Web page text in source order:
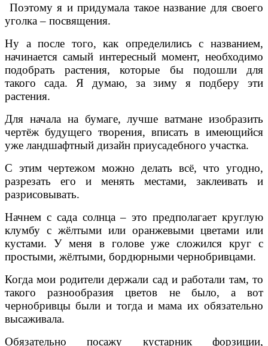
Поэтому я и придумала такое название для своего
уголка – посвящения.
Ну а после того, как определились с названием,
начинается самый интересный момент, необходимо
подобрать растения, которые бы подошли для
такого сада. Я думаю, за зиму я подберу эти
растения.
Для начала на бумаге, лучше ватмане изобразить
чертёж будущего творения, вписать в имеющийся
уже ландшафтный дизайн приусадебного участка.
С этим чертежом можно делать всё, что угодно,
разрезать его и менять местами, заклеивать и
разрисовывать.
Начнем с сада солнца – это предполагает круглую
клумбу с жёлтыми или оранжевыми цветами или
кустами. У меня в голове уже сложился круг с
простыми, жёлтыми, бордюрными чернобривцами.
Когда мои родители держали сад и работали там, то
такого разнообразия цветов не было, а вот
чернобривцы были и тогда и мама их обязательно
высаживала.
Обязательно посажу кустарник форзиции,